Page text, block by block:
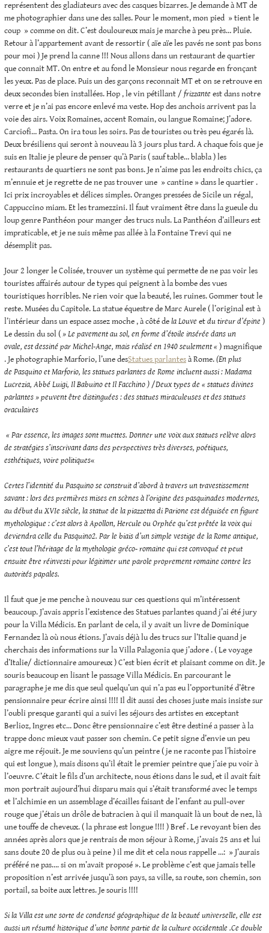
représentent des gladiateurs avec des casques bizarres. Je demande à MT de
me photographier dans une des salles. Pour le moment, mon pied » tient le
coup » comme on dit. C’est douloureux mais je marche à peu près… Pluie.
Retour à l’appartement avant de ressortir ( aïe aïe les pavés ne sont pas bons
pour moi ) Je prend la canne !!! Nous allons dans un restaurant de quartier
que connait MT. On entre et au fond le Monsieur nous regarde en fronçant
les yeux. Pas de place. Puis un des garçons reconnait MT et on se retrouve en
deux secondes bien installées. Hop , le vin pétillant / frizzante est dans notre
verre et je n’ai pas encore enlevé ma veste. Hop des anchois arrivent pas la
voie des airs. Voix Romaines, accent Romain, ou langue Romaine; J’adore.
Carciofi… Pasta. On ira tous les soirs. Pas de touristes ou très peu égarés là.
Deux brésiliens qui seront à nouveau là 3 jours plus tard. A chaque fois que je
suis en Italie je pleure de penser qu’à Paris ( sauf table… blabla ) les
restaurants de quartiers ne sont pas bons. Je n’aime pas les endroits chics, ça
m’ennuie et je regrette de ne pas trouver une » cantine » dans le quartier .
Ici prix incroyables et délices simples. Oranges pressées de Sicile un régal,
Cappuccino miam. Et les tramezzini. Il faut vraiment être dans la gueule du
loup genre Panthéon pour manger des trucs nuls. La Panthéon d’ailleurs est
impraticable, et je ne suis même pas allée à la Fontaine Trevi qui ne
désemplit pas.
Jour 2 longer le Colisée, trouver un système qui permette de ne pas voir les
touristes affairés autour de types qui peignent à la bombe des vues
touristiques horribles. Ne rien voir que la beauté, les ruines. Gommer tout le
reste. Musées du Capitole. La statue équestre de Marc Aurele ( l’original est à
l’intérieur dans un espace assez moche , à côté dela Louve etdu tireur d’épine )
Le dessin du sol (» Le pavement au sol, en forme d’étoile insérée dans un
ovale, est dessiné par Michel-Ange, mais réalisé en 1940 seulement « ) magnifique
. Je photographie Marforio, l’une desStatues parlantesà Rome.(En plus
de Pasquino et Marforio, les statues parlantes de Rome incluent aussi : Madama
Lucrezia, Abbé Luigi, Il Babuino et Il Facchino )/Deux types de « statues divines
parlantes » peuvent être distinguées : des statues miraculeuses et des statues
oraculaires
« Par essence, les images sont muettes. Donner une voix aux statues relève alors
de stratégies s’inscrivant dans des perspectives très diverses, poétiques,
esthétiques, voire politiques«
Certes l’identité du Pasquino se construit d’abord à travers un travestissement
savant : lors des premières mises en scènes à l’origine des pasquinades modernes,
au début du XVIe siècle, la statue de la piazzetta di Parione est déguisée en figure
mythologique : c’est alors à Apollon, Hercule ou Orphée qu’est prêtée la voix qui
deviendra celle du Pasquino2. Par le biais d’un simple vestige de la Rome antique,
c’est tout l’héritage de la mythologie gréco- romaine qui est convoqué et peut
ensuite être réinvesti pour légitimer une parole proprement romaine contre les
autorités papales.
Il faut que je me penche à nouveau sur ces questions qui m’intéressent
beaucoup. J’avais appris l’existence des Statues parlantes quand j’ai été jury
pour la Villa Médicis. En parlant de cela, il y avait un livre de Dominique
Fernandez là où nous étions. J’avais déjà lu des trucs sur l’Italie quand je
cherchais des informations sur la Villa Palagonia que j’adore . ( Le voyage
d’Italie/ dictionnaire amoureux ) C’est bien écrit et plaisant comme on dit. Je
souris beaucoup en lisant le passage Villa Médicis. En parcourant le
paragraphe je me dis que seul quelqu’un qui n’a pas eu l’opportunité d’être
pensionnaire peur écrire ainsi !!!! Il dit aussi des choses juste mais insiste sur
l’oubli presque garanti qui a suivi les séjours des artistes en exceptant
Berlioz, Ingres etc… Donc être pensionnaire c’est être destiné a passer à la
trappe donc mieux vaut passer son chemin. Ce petit signe d’envie un peu
aigre me réjouit. Je me souviens qu’un peintre ( je ne raconte pas l’histoire
qui est longue ), mais disons qu’il était le premier peintre que j’aie pu voir à
l’oeuvre. C’était le fils d’un architecte, nous étions dans le sud, et il avait fait
mon portrait aujourd’hui disparu mais qui s’était transformé avec le temps
et l’alchimie en un assemblage d’écailles faisant de l’enfant au pull-over
rouge que j’étais un drôle de batracien à qui il manquait là un bout de nez, là
une touffe de cheveux. ( la phrase est longue !!!! ) Bref . Le revoyant bien des
années après alors que je rentrais de mon séjour à Rome, j’avais 25 ans et lui
sans doute 20 de plus ou à peine ) il me dit et cela nous rappelle …: » J’aurais
préféré ne pas…. si on m’avait proposé ». Le problème c’est que jamais telle
proposition n’est arrivée jusqu’à son pays, sa ville, sa route, son chemin, son
portail, sa boite aux lettres. Je souris !!!!
Si la Villa est une sorte de condensé géographique de la beauté universelle, elle est
aussi un résumé historique d’une bonne partie de la culture occidentale .Ce double